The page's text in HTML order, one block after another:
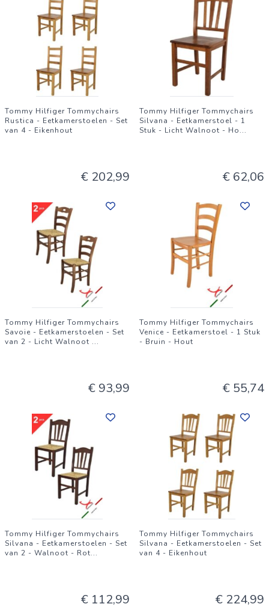
Tommy Hilfiger Tommychairs
Rustica - Eetkamerstoelen - Set
van 4 - Eikenhout
€ 202,99
Tommy Hilfiger Tommychairs
Silvana - Eetkamerstoel - 1
Stuk - Licht Walnoot - Ho...
€ 62,06
Tommy Hilfiger Tommychairs
Savoie - Eetkamerstoelen - Set
van 2 - Licht Walnoot ...
€ 93,99
Tommy Hilfiger Tommychairs
Venice - Eetkamerstoel - 1 Stuk
- Bruin - Hout
€ 55,74
Tommy Hilfiger Tommychairs
Silvana - Eetkamerstoelen - Set
van 2 - Walnoot - Rot...
€ 112,99
Tommy Hilfiger Tommychairs
Silvana - Eetkamerstoelen - Set
van 4 - Eikenhout
€ 224,99